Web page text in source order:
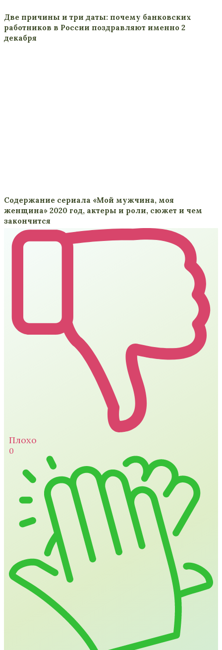
Две причины и три даты: почему банковских
работников в России поздравляют именно 2
декабря
Содержание сериала «Мой мужчина, моя
женщина» 2020 год, актеры и роли, сюжет и чем
закончится
Плохо
0